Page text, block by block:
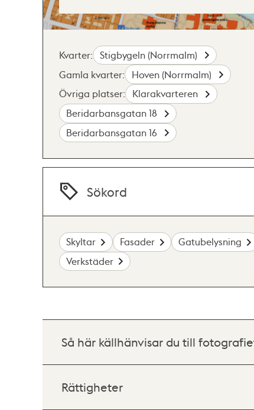
Kvarter:
Stigbygeln (Norrmalm)
Gamla kvarter:
Hoven (Norrmalm)
Övriga platser:
Klarakvarteren
Beridarbansgatan 18
Beridarbansgatan 16
Sökord
Skyltar Fasader
Gatubelysning
Verkstäder
Så här källhänvisar du till
Rättigheter